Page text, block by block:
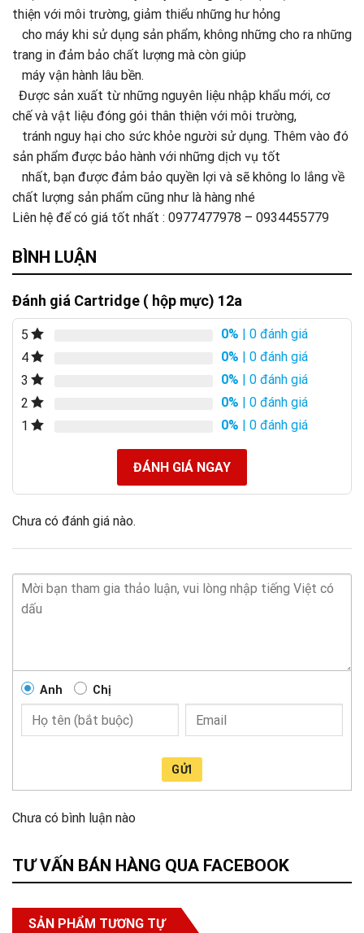
thiện với môi trường, giảm thiểu những hư hỏng
cho máy khi sử dụng sản phẩm, không những cho ra những
trang in đảm bảo chất lượng mà còn giúp
máy vận hành lâu bền.
Được sản xuất từ những nguyên liệu nhập khẩu mới, cơ
chế và vật liệu đóng gói thân thiện với môi trường,
tránh nguy hại cho sức khỏe người sử dụng. Thêm vào đó
sản phẩm được bảo hành với những dịch vụ tốt
nhất, bạn được đảm bảo quyền lợi và sẽ không lo lắng về
chất lượng sản phẩm cũng như là hàng nhé
Liên hệ để có giá tốt nhất : 0977477978 – 0934455779
BÌNH LUẬN
Đánh giá Cartridge ( hộp mực) 12a
5 0% | 0 đánh giá
4
0% | 0 đánh giá
3
0% | 0 đánh giá
2
0% | 0 đánh giá
1
0% | 0 đánh giá
ĐÁNH GIÁ NGAY
Chưa có đánh giá nào.
Anh Chị
GỬI
Chưa có bình luận nào
TƯ VẤN BÁN HÀNG QUA FACEBOOK
SẢN PHẨM TƯƠNG TỰ